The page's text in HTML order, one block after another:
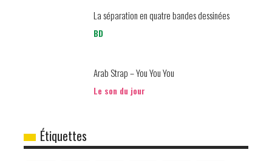
La séparation en quatre bandes dessinées
BD
Arab Strap – You You You
Le son du jour
Étiquettes